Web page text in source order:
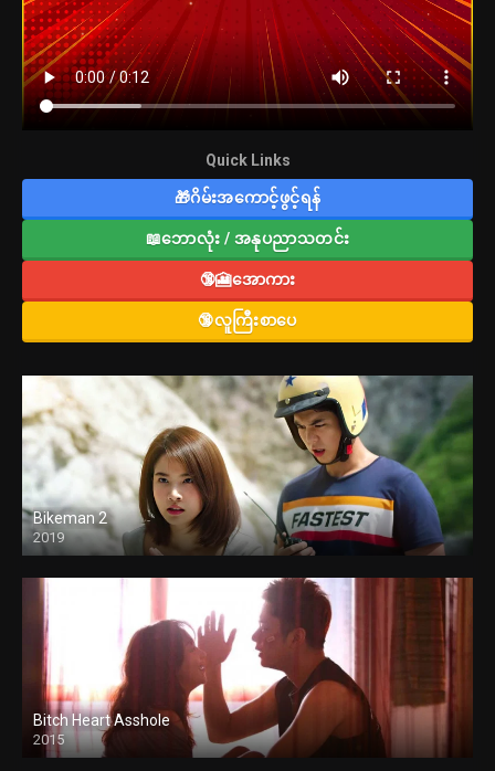
Quick Links
🎁ဂိမ်းအကောင့်ဖွင့်ရန်
📖ဘောလုံး / အနုပညာသတင်း
🔞🎦အောကား
🔞လူကြီးစာပေ
Bikeman 2
2019
Bitch Heart Asshole
2015